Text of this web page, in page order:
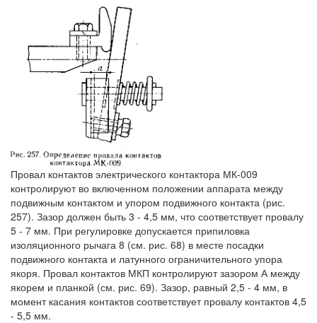
Провал контактов электрического контактора МК-009
контролируют во включенном положении аппарата между
подвижным контактом и упором подвижного контакта (рис.
257). Зазор должен быть 3 - 4,5 мм, что соответствует провалу
5 - 7 мм. При регулировке допускается припиловка
изоляционного рычага 8 (см. рис. 68) в месте посадки
подвижного контакта и латунного ограничительного упора
якоря. Провал контактов МКП контролируют зазором А между
якорем и планкой (см. рис. 69). Зазор, равный 2,5 - 4 мм, в
момент касания контактов соответствует провалу контактов 4,5
- 5,5 мм.